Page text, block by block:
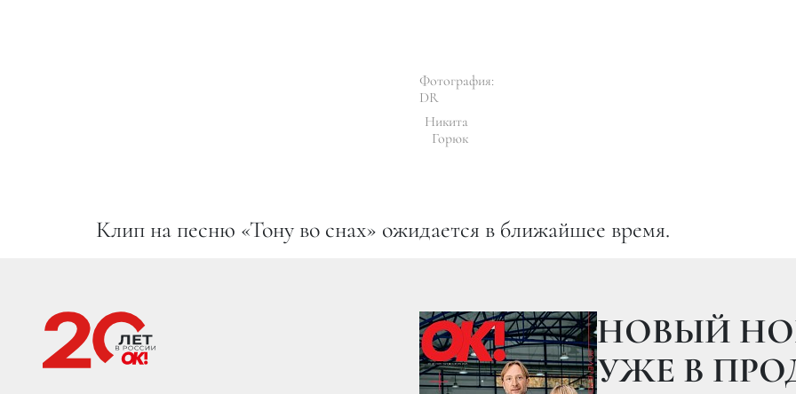
Фотография:
DR
Никита
Горюк
Клип на песню «Тону во снах» ожидается в ближайшее время.
НОВЫЙ
УЖЕ В